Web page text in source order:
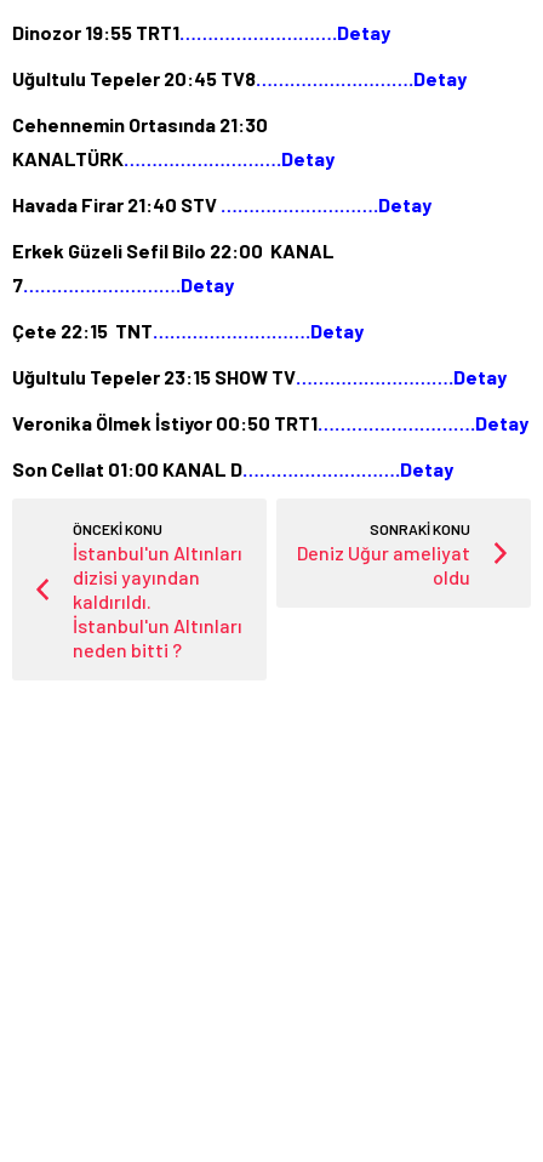
Dinozor 19:55 TRT1……………………….Detay
Uğultulu Tepeler 20:45 TV8……………………….Detay
Cehennemin Ortasında 21:30
KANALTÜRK……………………….Detay
Havada Firar 21:40 STV ……………………….Detay
Erkek Güzeli Sefil Bilo 22:00 KANAL
7……………………….Detay
Çete 22:15 TNT……………………….Detay
Uğultulu Tepeler 23:15 SHOW TV……………………….Detay
Veronika Ölmek İstiyor 00:50 TRT1……………………….Detay
Son Cellat 01:00 KANAL D……………………….Detay
ÖNCEKİ KONU
İstanbul'un Altınları
dizisi yayından
kaldırıldı.
İstanbul'un Altınları
neden bitti ?
SONRAKİ KONU
Deniz Uğur ameliyat
oldu